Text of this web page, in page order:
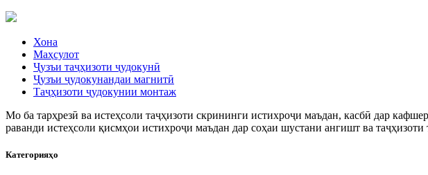
Хона
Маҳсулот
Ҷузъи таҷҳизоти ҷудокунӣ
Ҷузъи ҷудокунандаи магнитӣ
Таҷҳизоти ҷудокунии монтаж
Мо ба тарҳрезӣ ва истеҳсоли таҷҳизоти скрининги истихроҷи маъдан, касбӣ дар
раванди истеҳсоли қисмҳои истихроҷи маъдан дар соҳаи шустани ангишт ва
Категорияҳо